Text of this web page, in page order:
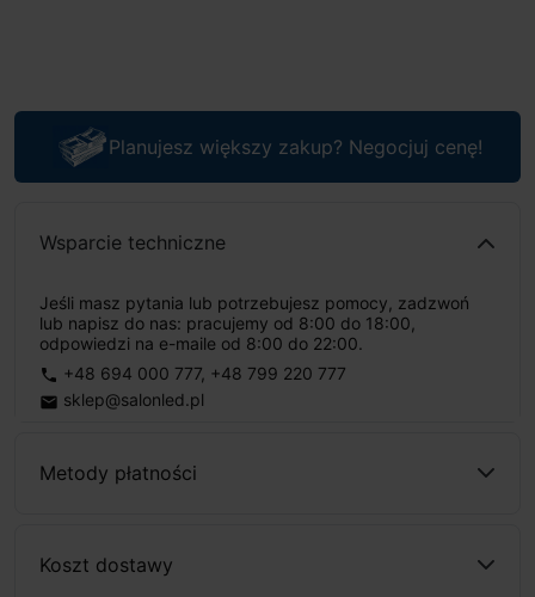
Planujesz większy zakup? Negocjuj cenę!
Wsparcie techniczne
Jeśli masz pytania lub potrzebujesz pomocy, zadzwoń
lub napisz do nas: pracujemy od 8:00 do 18:00,
odpowiedzi na e-maile od 8:00 do 22:00.
phone +48 694 000 777, +48 799 220 777
email sklep@salonled.pl
Metody płatności
Koszt dostawy